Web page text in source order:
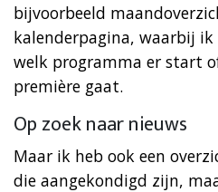
bijvoorbeeld
kalenderpagina, waarbij
welk programma er start
première gaat.
Op zoek naar nieuws
Maar ik heb ook een
die aangekondigd zijn,